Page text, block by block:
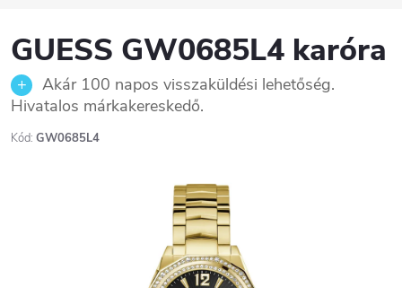
GUESS GW0685L4 karóra
Akár 100 napos visszaküldési lehetőség.
Hivatalos márkakereskedő.
Kód: GW0685L4